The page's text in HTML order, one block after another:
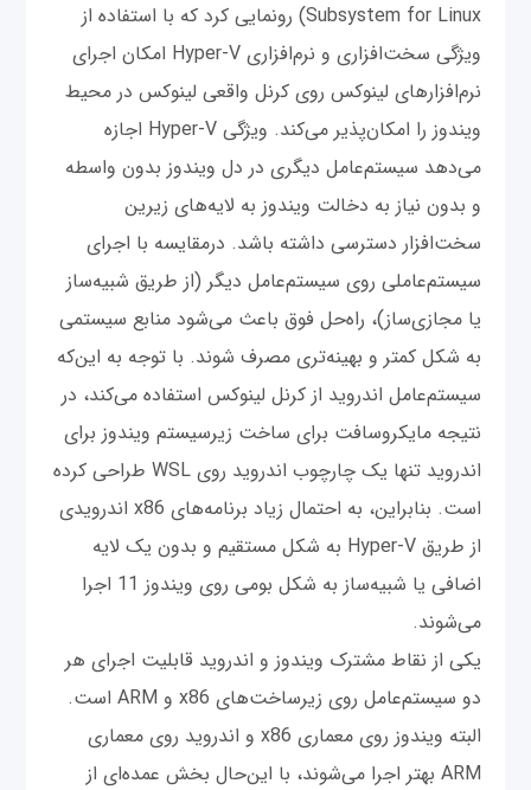
Subsystem for Linux) رونمایی کرد که با استفاده از
ویژگی سخت‌افزاری و نرم‌افزاری Hyper-V امکان اجرای
نرم‌افزارهای لینوکس روی کرنل واقعی لینوکس در محیط
ویندوز را امکان‌پذیر می‌کند. ویژگی Hyper-V اجازه
می‌دهد سیستم‌عامل دیگری در دل ویندوز بدون واسطه
و بدون نیاز به دخالت ویندوز به لایه‌های زیرین
سخت‌افزار دسترسی داشته باشد. درمقایسه‌ با اجرای
سیستم‌عاملی روی سیستم‌عامل دیگر (از طریق شبیه‌ساز
یا مجازی‌ساز)، راه‌حل فوق باعث می‌شود منابع سیستمی
به شکل کمتر و بهینه‌تری مصرف شوند. با توجه به این‌که
سیستم‌عامل اندروید از کرنل لینوکس استفاده می‌کند، در
نتیجه مایکروسافت برای ساخت زیرسیستم ویندوز برای
اندروید تنها یک چارچوب اندروید روی WSL طراحی کرده
است. بنابراین، به احتمال زیاد برنامه‌های x86 اندرویدی
از طریق Hyper-V به شکل مستقیم و بدون یک لایه
اضافی یا شبیه‌ساز به شکل بومی روی ویندوز 11 اجرا
می‌شوند.
یکی از نقاط مشترک ویندوز و اندروید قابلیت اجرای هر
دو سیستم‌عامل روی زیرساخت‌های x86 و ARM است.
البته ویندوز روی معماری x86 و اندروید روی معماری
ARM بهتر اجرا می‌شوند، با این‌حال بخش عمده‌ای از